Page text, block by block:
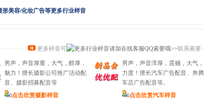
形美容/化妆广告等更多行业样音
更多样音可
联系索要
男声，声音厚重，大气，醇厚，
魅力！擅长摄影公司推广活动配
音、摄影招募配音等
点击欣赏摄影样音
男声，声音浑厚，震撼，大气，
力度！擅长汽车广告配音、奔腾
车店广告配音等。
点击欣赏汽车样音